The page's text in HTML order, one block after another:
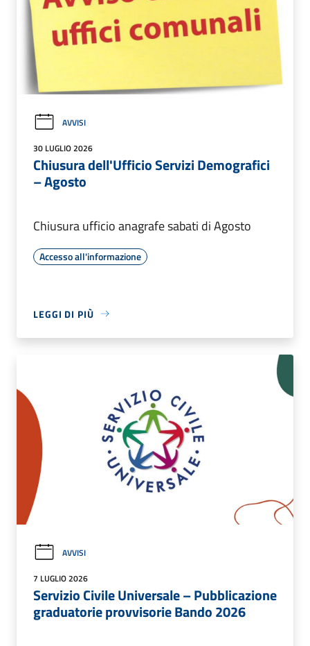
AVVISI
30 LUGLIO 2026
Chiusura dell'Ufficio Servizi Demografici
– Agosto
Chiusura ufficio anagrafe sabati di Agosto
Accesso all'informazione
LEGGI DI PIÙ
AVVISI
7 LUGLIO 2026
Servizio Civile Universale – Pubblicazione
graduatorie provvisorie Bando 2026